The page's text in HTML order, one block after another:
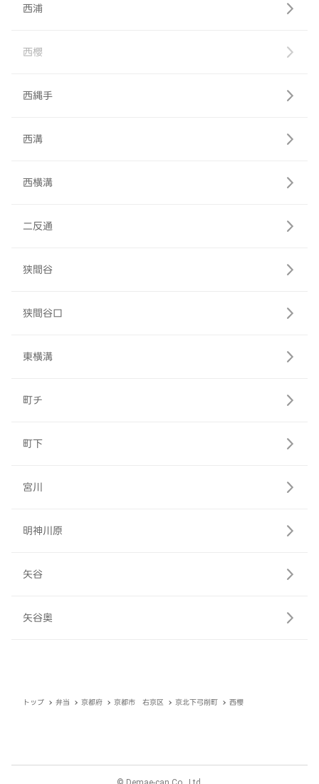
西浦
西櫻
西縄手
西溝
西横溝
二反通
狭間谷
狭間谷口
東横溝
町チ
町下
宮川
明神川原
矢谷
矢谷奥
トップ 弁当 京都府 京都市 右京区 京北下弓削町 西櫻